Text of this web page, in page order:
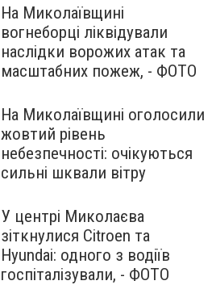
На Миколаївщині
вогнеборці ліквідували
наслідки ворожих атак та
масштабних пожеж, - ФОТО
На Миколаївщині оголосили
жовтий рівень
небезпечності: очікуються
сильні шквали вітру
У центрі Миколаєва
зіткнулися Citroen та
Hyundai: одного з водіїв
госпіталізували, - ФОТО